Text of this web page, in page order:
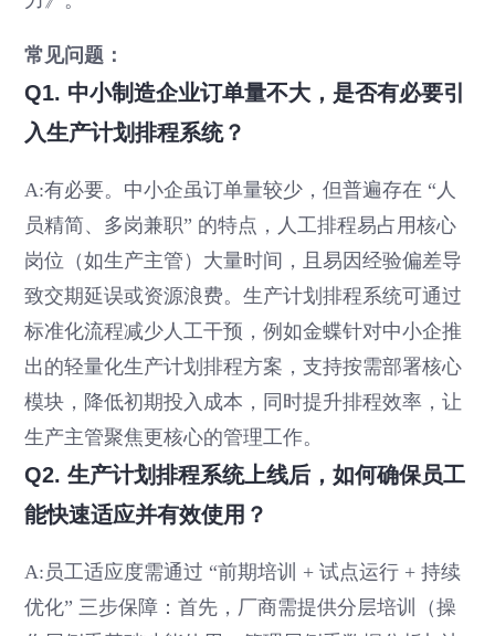
常见问题：
Q1. 中小制造企业订单量不大，是否有必要引
入生产计划排程系统？
A:有必要。中小企虽订单量较少，但普遍存在 “人
员精简、多岗兼职” 的特点，人工排程易占用核心
岗位（如生产主管）大量时间，且易因经验偏差导
致交期延误或资源浪费。生产计划排程系统可通过
标准化流程减少人工干预，例如金蝶针对中小企推
出的轻量化生产计划排程方案，支持按需部署核心
模块，降低初期投入成本，同时提升排程效率，让
生产主管聚焦更核心的管理工作。
Q2. 生产计划排程系统上线后，如何确保员工
能快速适应并有效使用？
A:员工适应度需通过 “前期培训 + 试点运行 + 持续
优化” 三步保障：首先，厂商需提供分层培训（操